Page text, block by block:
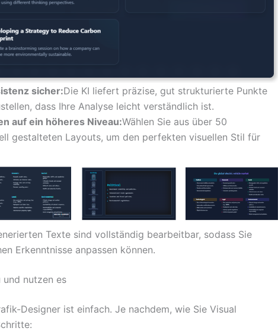
sicher:Die KI liefert präzise, gut strukturierte Punkte
dass Ihre Analyse leicht verständlich ist.
auf ein höheres Niveau:Wählen Sie aus über 50
gestalteten Layouts, um den perfekten visuellen Stil für
Texte sind vollständig bearbeitbar, sodass Sie
Erkenntnisse anpassen können.
und nutzen es
Designer ist einfach. Je nachdem, wie Sie Visual